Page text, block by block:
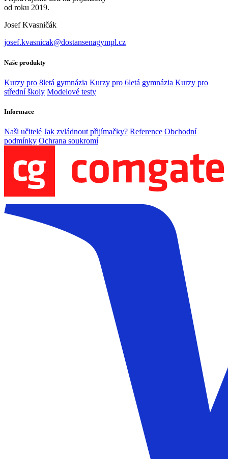
od roku 2019.
Josef Kvasničák
josef.kvasnicak@dostansenagympl.cz
Naše produkty
Kurzy pro 8letá gymnázia Kurzy pro 6letá gymnázia Kurzy pro
střední školy Modelové testy
Informace
Naši učitelé Jak zvládnout přijímačky? Reference Obchodní
podmínky Ochrana soukromí